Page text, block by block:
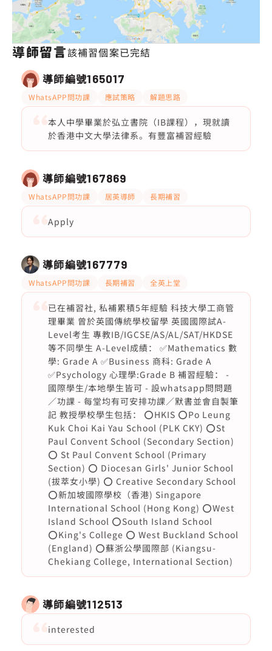
導師留言該補習個案已完結
導師編號165017
WhatsAPP問功課 應試策略 解題思路
本人中學畢業於弘立書院（IB課程），現就讀
於香港中文大學法律系。有豐富補習經驗
導師編號167869
WhatsAPP問功課 居英導師 長期補習
Apply
導師編號167779
WhatsAPP問功課 長期補習 全英上堂
已在補習社, 私補累積5年經驗 科技大學工商管
理畢業 曾於英國傳統學校留學 英國國際試A-
Level考生 專教IB/IGCSE/AS/AL/SAT/HKDSE
等不同學生 A-Level成績： ✅Mathematics 數
學: Grade A ✅Business 商科: Grade A
✅Psychology 心理學:Grade B 補習經驗： -
國際學生/本地學生皆可 - 設whatsapp問問題
／功課 - 每堂均有可安排功課／默書並會自製筆
記 教授學校學生包括： ⭕️HKIS ⭕️Po Leung
Kuk Choi Kai Yau School (PLK CKY) ⭕️St
Paul Convent School (Secondary Section)
⭕️ St Paul Convent School (Primary
Section) ⭕️ Diocesan Girls' Junior School
(拔萃女小學) ⭕️ Creative Secondary School
⭕新加坡國際學校（香港) Singapore
International School (Hong Kong) ⭕West
Island School ⭕South Island School
⭕King's College ⭕️ West Buckland School
(England) ⭕蘇浙公學國際部 (Kiangsu-
Chekiang College, International Section)
導師編號112513
interested